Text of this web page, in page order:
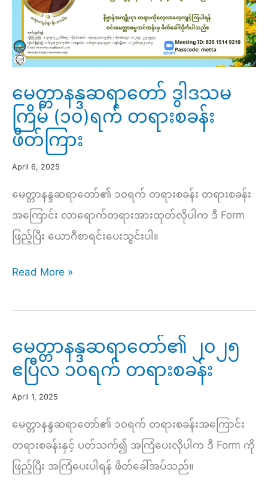
ဂုဏ်ထူးဆောင်
(ဋီကာ
သင်တန်း)
မေတ္တာနန္ဒဆရာတော် ဒွါဒသမ
ကြိမ် (၁၀)ရက် တရားစခန်း
ဖိတ်ကြား
April 6, 2025
မေတ္တာနန္ဒဆရာတော်၏ ၁၀ရက် တရားစခန်း တရားစခန်း
အကြောင်း လာရောက်တရားအားထုတ်လိုပါက ဒီ Form
ဖြည့်ပြီး ယောဂီစာရင်းပေးသွင်းပါ။
မေတ္တာ
န္
ဆရာတော် ဒွါဒသမ
ကြိမ်
(၁၀)ရက်
ဖိတ်ကြား
Read More »
မေတ္တာနန္ဒဆရာတော်၏ ၂၀၂၅
ဧပြီလ ၁၀ရက် တရားစခန်း
April 1, 2025
မေတ္တာနန္ဒဆရာတော်၏ ၁၀ရက် တရားစခန်းအကြောင်း
တရားစခန်းနှင့် ပတ်သက်၍ အကြံပေးလိုပါက ဒီ Form ကို
ဖြည့်ပြီး အကြံပေးပါရန် ဖိတ်ခေါ်အပ်သည်။